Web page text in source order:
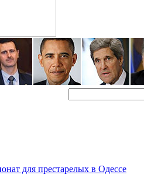
для престарелых в Одессе